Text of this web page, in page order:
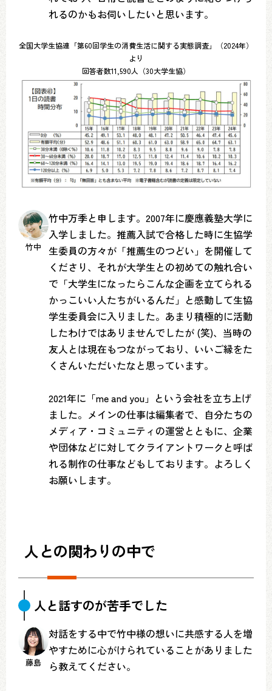
れるのかもお伺いしたいと思います。
全国大学生協連「第60回学生の消費生活に関する実態調査」（2024年）
より
回答者数11,590人（30大学生協）
竹中
竹中万季と申します。2007年に慶應義塾大学に
入学しました。推薦入試で合格した時に生協学
生委員の方々が「推薦生のつどい」を開催して
くださり、それが大学生との初めての触れ合い
で「大学生になったらこんな企画を立てられる
かっこいい人たちがいるんだ」と感動して生協
学生委員会に入りました。あまり積極的に活動
したわけではありませんでしたが (笑)、当時の
友人とは現在もつながっており、いいご縁をた
くさんいただいたなと思っています。
2021年に「me and you」という会社を立ち上げ
ました。メインの仕事は編集者で、自分たちの
メディア・コミュニティの運営とともに、企業
や団体などに対してクライアントワークと呼ば
れる制作の仕事などもしております。よろしく
お願いします。
人との関わりの中で
人と話すのが苦手でした
藤島
対話をする中で竹中様の想いに共感する人を増
やすために心がけられていることがありました
ら教えてください。